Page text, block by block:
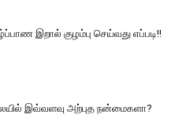
இறால் குழம்பு செய்வது எப்படி!!
இவ்வளவு அற்புத நன்மைகளா?